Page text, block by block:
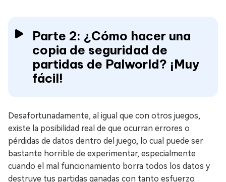
Parte 2: ¿Cómo hacer una
copia de seguridad de
partidas de Palworld? ¡Muy
fácil!
Desafortunadamente, al igual que con otros juegos,
existe la posibilidad real de que ocurran errores o
pérdidas de datos dentro del juego, lo cual puede ser
bastante horrible de experimentar, especialmente
cuando el mal funcionamiento borra todos los datos y
destruye tus partidas ganadas con tanto esfuerzo.